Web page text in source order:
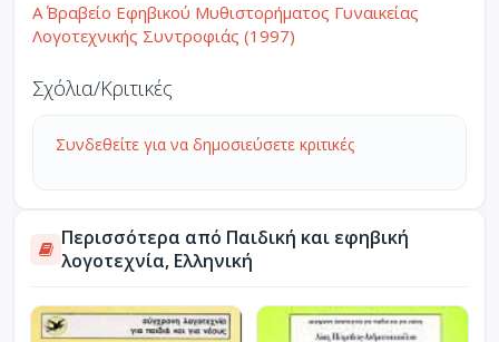
Α΄ Βραβείο Εφηβικού Μυθιστορήματος Γυναικείας
Λογοτεχνικής Συντροφιάς (1997)
Σχόλια/Κριτικές
Συνδεθείτε για να δημοσιεύσετε κριτικές
Περισσότερα από Παιδική και εφηβική
λογοτεχνία, Ελληνική